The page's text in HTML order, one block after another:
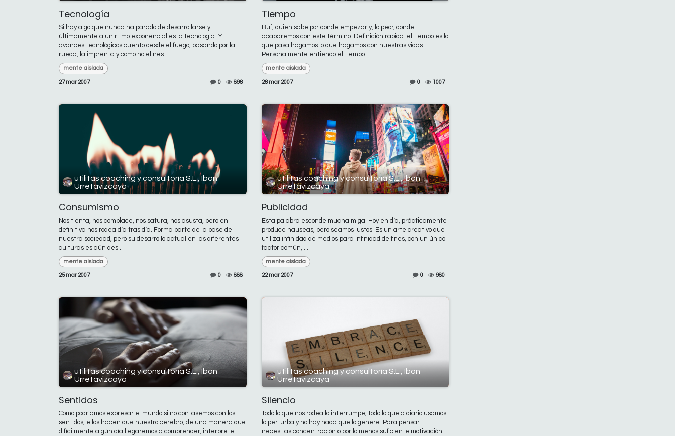
Tecnología
Si hay algo que nunca ha parado de desarrollarse y
últimamente a un ritmo exponencial es la tecnología. Y
avances tecnológicos cuento desde el fuego, pasando por la
rueda, la imprenta y como no el nes...
mente aislada
27 mar 2007 0 896
Tiempo
Buf, quien sabe por donde empezar y, lo peor, donde
acabaremos con este término. Definición rápida: el tiempo es lo
que pasa hagamos lo que hagamos con nuestras vidas.
Personalmente entiendo el tiempo...
mente aislada
26 mar 2007 0 1007
utilitas coaching y consultoría S.L., Ibon
Urretavizcaya
Consumismo
Nos tienta, nos complace, nos satura, nos asusta, pero en
definitiva nos rodea día tras día. Forma parte de la base de
nuestra sociedad, pero su desarrollo actual en las diferentes
culturas es aún des...
mente aislada
25 mar 2007 0 888
utilitas coaching y consultoría S.L., Ibon
Urretavizcaya
Publicidad
Esta palabra esconde mucha miga. Hoy en día, prácticamente
produce nauseas, pero seamos justos. Es un arte creativo que
utiliza infinidad de medios para infinidad de fines, con un único
factor común, ...
mente aislada
22 mar 2007 0 980
utilitas coaching y consultoría S.L., Ibon
Urretavizcaya
Sentidos
Como podríamos expresar el mundo si no contásemos con los
sentidos, ellos hacen que nuestro cerebro, de una manera que
difícilmente algún día llegaremos a comprender, interprete
utilitas coaching y consultoría S.L., Ibon
Urretavizcaya
Silencio
Todo lo que nos rodea lo interrumpe, todo lo que a diario usamos
lo perturba y no hay nada que lo genere. Para pensar
necesitas concentración o por lo menos suficiente motivación